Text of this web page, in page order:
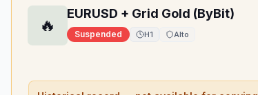
🔥
EURUSD + Grid Gold (ByBit)
Suspended H1 Alto